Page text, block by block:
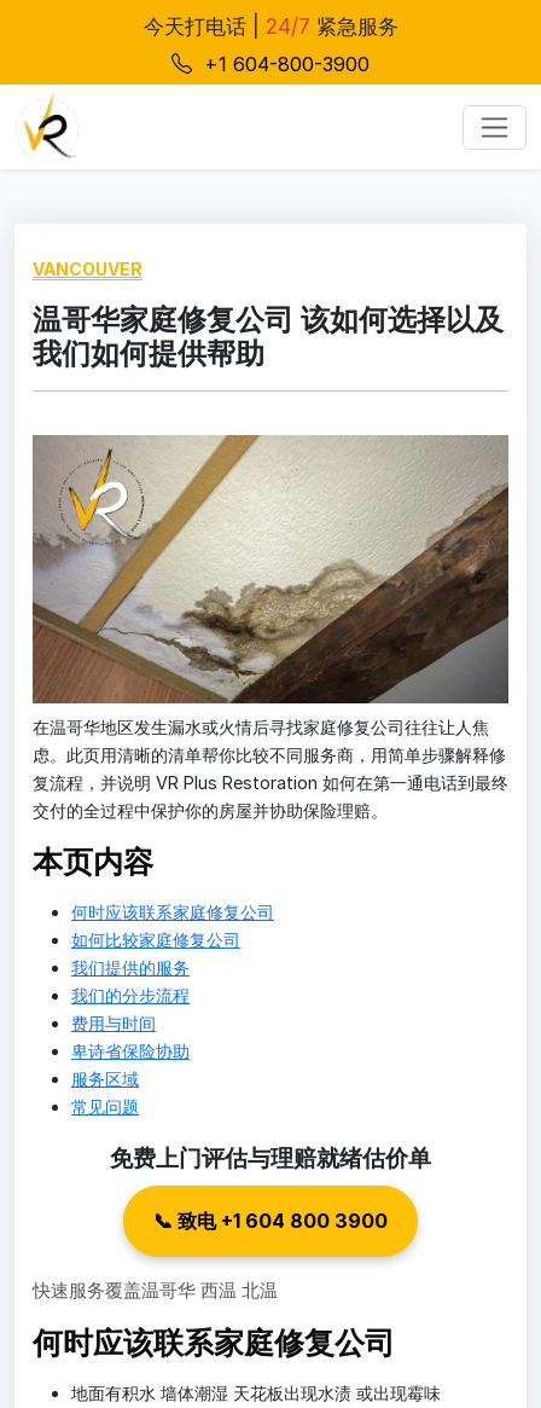
今天打电话 | 24/7 紧急服务
+1 604-800-3900
VANCOUVER
温哥华家庭修复公司 该如何选择以及
我们如何提供帮助
在温哥华地区发生漏水或火情后寻找家庭修复公司往往让人焦
虑。此页用清晰的清单帮你比较不同服务商，用简单步骤解释修
复流程，并说明 VR Plus Restoration 如何在第一通电话到最终
交付的全过程中保护你的房屋并协助保险理赔。
本页内容
何时应该联系家庭修复公司
如何比较家庭修复公司
我们提供的服务
我们的分步流程
费用与时间
卑诗省保险协助
服务区域
常见问题
免费上门评估与理赔就绪估价单
📞 致电 +1 604 800 3900
快速服务覆盖温哥华 西温 北温
何时应该联系家庭修复公司
地面有积水 墙体潮湿 天花板出现水渍 或出现霉味